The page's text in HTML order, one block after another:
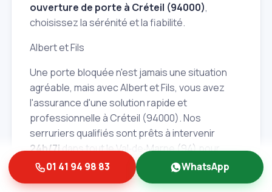
ouverture de porte à Créteil (94000),
choisissez la sérénité et la fiabilité.
Albert et Fils
Une porte bloquée n'est jamais une situation
agréable, mais avec Albert et Fils, vous avez
l'assurance d'une solution rapide et
professionnelle à Créteil (94000). Nos
serruriers qualifiés sont prêts à intervenir
24h/7jdans tout le Val‑de‑Marne (94) pour
vous dépanner avec efficacité et
transparence. Que ce soit pour une porte
01 41 94 98 83 WhatsApp